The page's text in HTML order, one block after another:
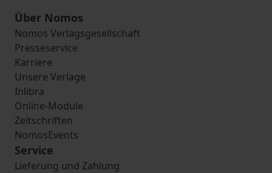
Über Nomos
Nomos Verlagsgesellschaft
Presseservice
Karriere
Unsere Verlage
Inlibra
Online-Module
Zeitschriften
NomosEvents
Service
Lieferung und Zahlung